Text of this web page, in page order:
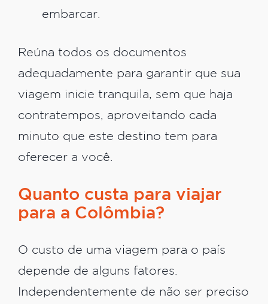
embarcar.
Reúna todos os documentos
adequadamente para garantir que sua
viagem inicie tranquila, sem que haja
contratempos, aproveitando cada
minuto que este destino tem para
oferecer a você.
Quanto custa para viajar
para a Colômbia?
O custo de uma viagem para o país
depende de alguns fatores.
Independentemente de não ser preciso